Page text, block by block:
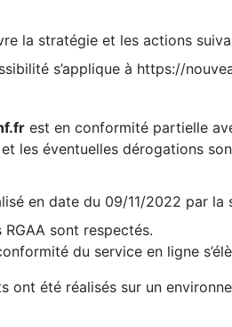
la stratégie et les actions
s’applique à https://
est en conformité partielle
les éventuelles dérogations
en date du 09/11/2022 par
sont respectés.
du service en ligne
ont été réalisés sur un